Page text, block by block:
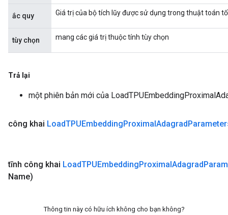
ắc quy Giá trị của bộ tích lũy được sử dụng trong thuật toán
tùy chọn mang các giá trị thuộc tính tùy chọn
Trả lại
một phiên bản mới của
công khai LoadTPUEmbeddingProximalAdagrad
tĩnh công khai LoadTPUEmbeddingProximalAdagrad
Name)
Thông tin này có hữu ích không cho bạn không?